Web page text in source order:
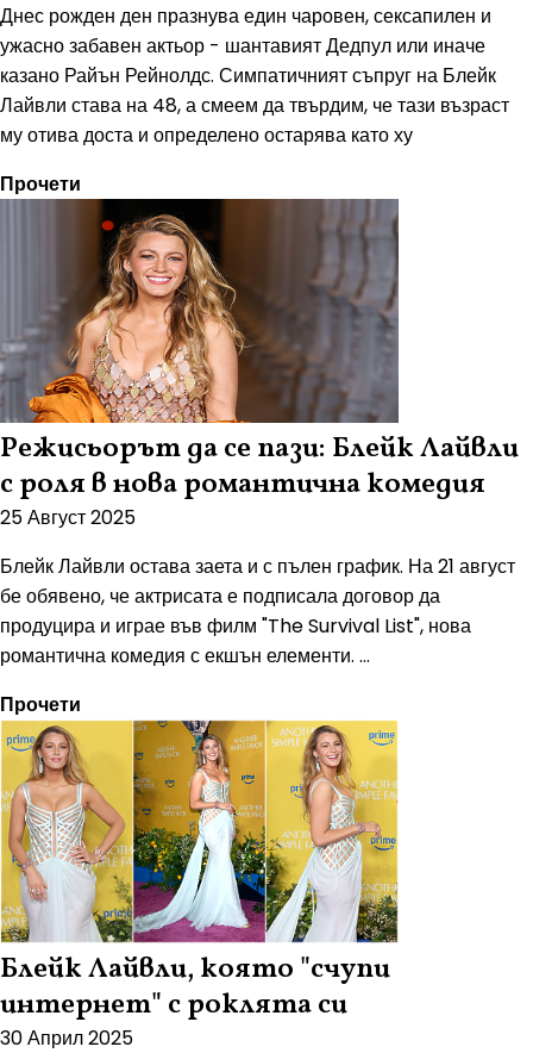
Днес рожден ден празнува един чаровен, сексапилен и
ужасно забавен актьор - шантавият Дедпул или иначе
казано Райън Рейнолдс. Симпатичният съпруг на Блейк
Лайвли става на 48, а смеем да твърдим, че тази възраст
му отива доста и определено остарява като ху
Прочети
Режисьорът да се пази: Блейк Лайвли
с роля в нова романтична комедия
25 Август 2025
Блейк Лайвли остава заета и с пълен график. На 21 август
бе обявено, че актрисата е подписала договор да
продуцира и играе във филм "The Survival List", нова
романтична комедия с екшън елементи. ...
Прочети
Блейк Лайвли, която "счупи
интернет" с роклята си
30 Април 2025